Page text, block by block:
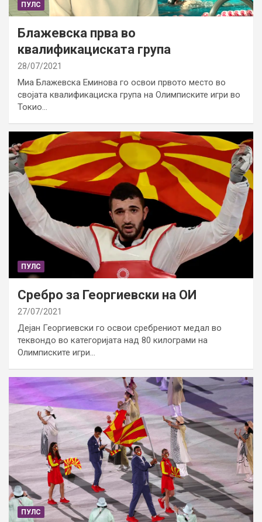
ПУЛС
Блажевска прва во
квалификациската група
28/07/2021
Миа Блажевска Еминова го освои првото место во
својата квалификациска група на Олимписките игри во
Токио…
ПУЛС
Сребро за Георгиевски на ОИ
27/07/2021
Дејан Георгиевски го освои сребрениот медал во
теквондо во категоријата над 80 килограми на
Олимписките игри…
ПУЛС